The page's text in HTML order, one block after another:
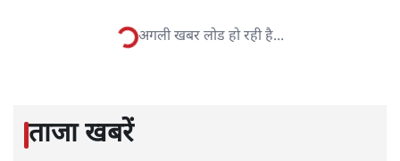
विश्लेषणात्मक और मानवीय स्वरों में से एक हैं। शिक्षा, समाज,